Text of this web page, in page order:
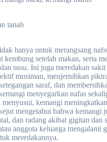
tanah
hanya untuk merangsang
kembung setelah makan, serta
susu. Ini juga meredakan
musiman, menjernihkan
saraf, dan
menyegarkan nafas
kemangi
mengetahui bahwa kemangi
dan radang akibat gigitan dan
anggota keluarga mengalami
meredakannya.